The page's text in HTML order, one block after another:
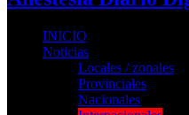
INICIO
Noticias
Locales / zonales
Provinciales
Nacionales